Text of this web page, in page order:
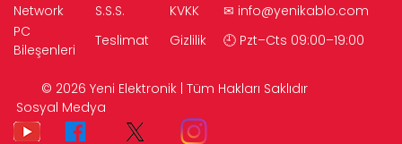
Network
S.S.S. KVKK ✉ info@yenikablo.com
PC
Bileşenleri
Teslimat Gizlilik 🕘 Pzt–Cts 09:00–19:00
© 2026 Yeni Elektronik | Tüm Hakları Saklıdır
Sosyal Medya